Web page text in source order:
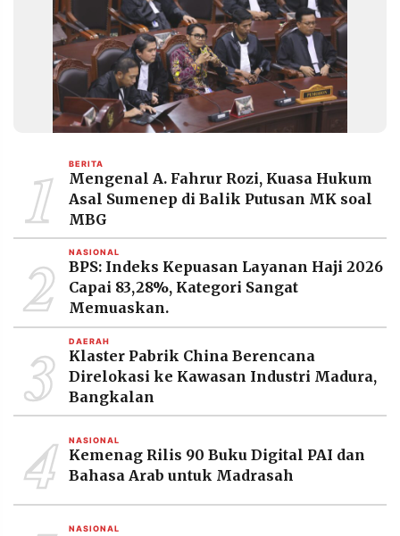
1 BERITA
Mengenal A. Fahrur Rozi, Kuasa Hukum
Asal Sumenep di Balik Putusan MK soal
MBG
2 NASIONAL
BPS: Indeks Kepuasan Layanan Haji 2026
Capai 83,28%, Kategori Sangat
Memuaskan.
3 DAERAH
Klaster Pabrik China Berencana
Direlokasi ke Kawasan Industri Madura,
Bangkalan
4 NASIONAL
Kemenag Rilis 90 Buku Digital PAI dan
Bahasa Arab untuk Madrasah
NASIONAL